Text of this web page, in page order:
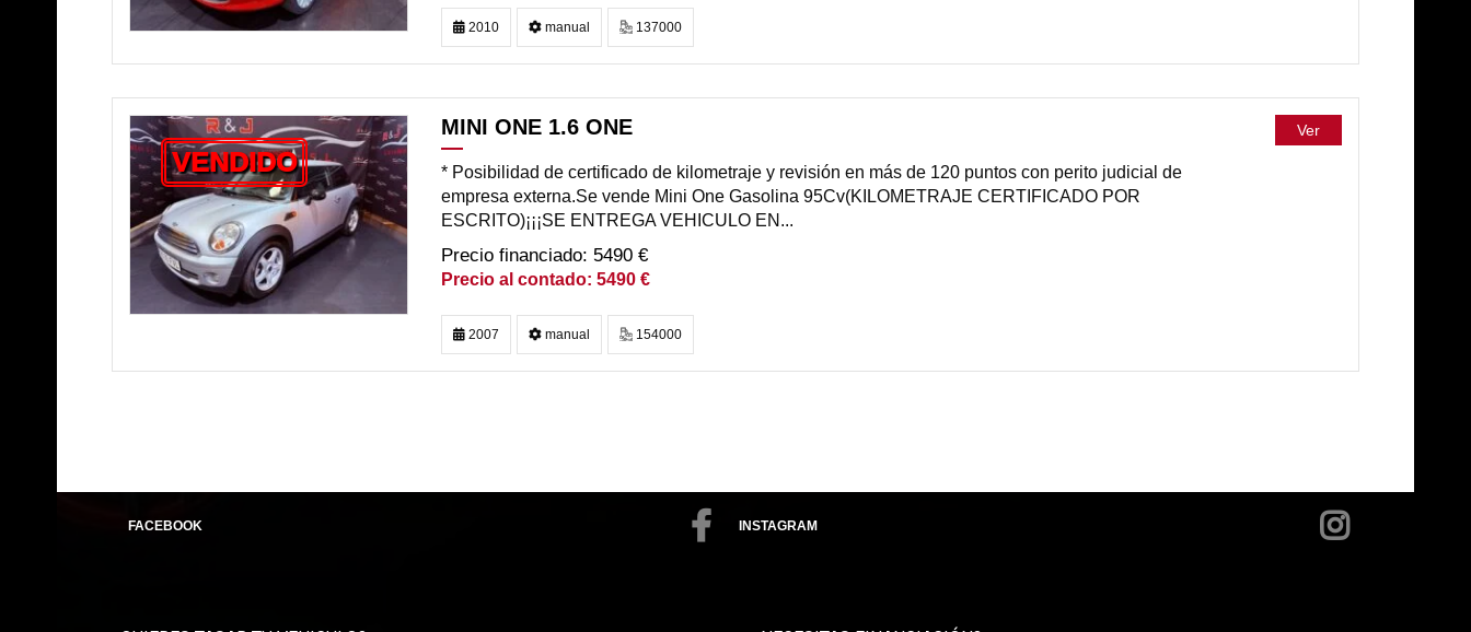
2010 manual 137000
VENDIDO
MINI ONE 1.6 ONE
* Posibilidad de certificado de kilometraje y revisión en más de 120 puntos con perito judicial de
empresa externa.Se vende Mini One Gasolina 95Cv(KILOMETRAJE CERTIFICADO POR
ESCRITO)¡¡¡SE ENTREGA VEHICULO EN...
5490 €
5490 €
Ver
2007 manual 154000
FACEBOOK INSTAGRAM